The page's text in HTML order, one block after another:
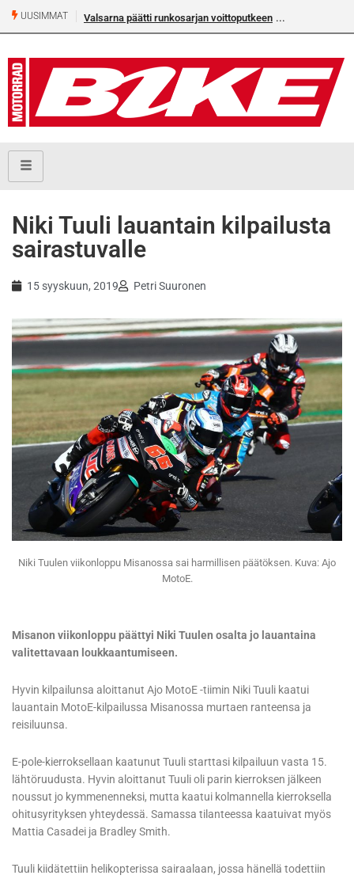
UUSIMMAT Valsarna päätti runkosarjan voittoputkeen
Niki Tuuli lauantain kilpailusta
sairastuvalle
15 syyskuun, 2019 Petri Suuronen
Niki Tuulen viikonloppu Misanossa sai harmillisen päätöksen. Kuva: Ajo
MotoE.
Misanon viikonloppu päättyi Niki Tuulen osalta jo lauantaina
valitettavaan loukkaantumiseen.
Hyvin kilpailunsa aloittanut Ajo MotoE -tiimin Niki Tuuli kaatui
lauantain MotoE-kilpailussa Misanossa murtaen ranteensa ja
reisiluunsa.
E-pole-kierroksellaan kaatunut Tuuli starttasi kilpailuun vasta 15.
lähtöruudusta. Hyvin aloittanut Tuuli oli parin kierroksen jälkeen
noussut jo kymmenenneksi, mutta kaatui kolmannella kierroksella
ohitusyrityksen yhteydessä. Samassa tilanteessa kaatuivat myös
Mattia Casadei ja Bradley Smith.
Tuuli kiidätettiin helikopterissa sairaalaan, jossa hänellä todettiin